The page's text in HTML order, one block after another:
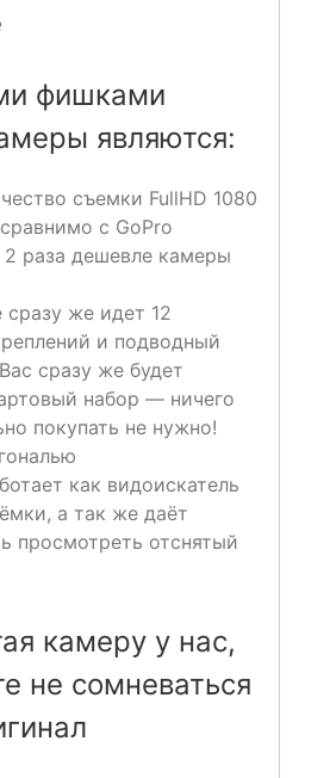
фишками
являются:
съемки FullHD 1080
с GoPro
раза дешевле камеры
сразу же идет 12
и подводный
сразу же будет
набор — ничего
покупать не нужно!
как видоискатель
а так же даёт
просмотреть отснятый
камеру у нас,
не сомневаться